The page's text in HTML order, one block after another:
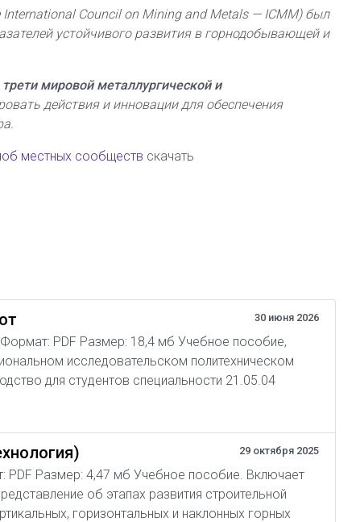
Council on Mining and Metals — ICMM) был
устойчивого развития в горнодобывающей и
мировой металлургической и
действия и инновации для обеспечения
местных сообществ скачать
30 июня 2026
PDF Размер: 18,4 мб Учебное пособие,
исследовательском политехническом
для студентов специальности 21.05.04
29 октября 2025
Размер: 4,47 мб Учебное пособие. Включает
об этапах развития строительной
горизонтальных и наклонных горных